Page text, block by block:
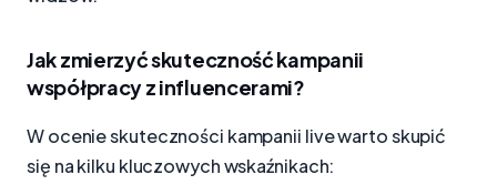
Jak zmierzyć skuteczność kampanii
współpracy z influencerami?
W ocenie skuteczności kampanii live warto skupić
się na kilku kluczowych wskaźnikach: